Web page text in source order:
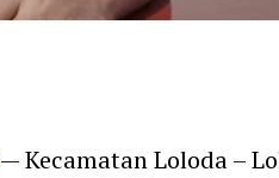
— Kecamatan Loloda –